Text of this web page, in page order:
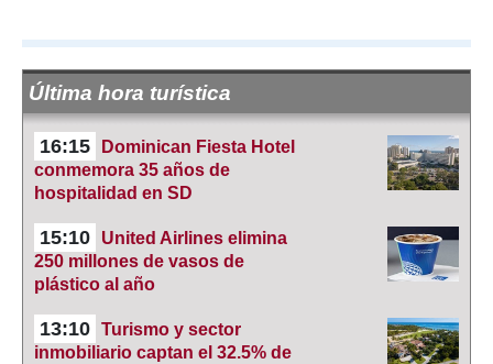
Última hora turística
16:15
Dominican Fiesta Hotel
conmemora 35 años de
hospitalidad en SD
15:10
United Airlines elimina
250 millones de vasos de
plástico al año
13:10 Turismo y sector
inmobiliario captan el 32.5% de